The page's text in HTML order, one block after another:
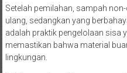
Setelah pemilahan, sampah
ulang, sedangkan yang
adalah praktik pengelolaan sisa
memastikan bahwa material
lingkungan.